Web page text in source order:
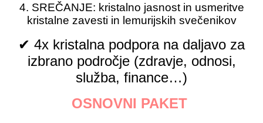
4. SREČANJE: kristalno jasnost in usmeritve
kristalne zavesti in lemurijskih svečenikov
✔ 4x kristalna podpora na daljavo za
izbrano področje (zdravje, odnosi,
služba, finance…)
OSNOVNI PAKET